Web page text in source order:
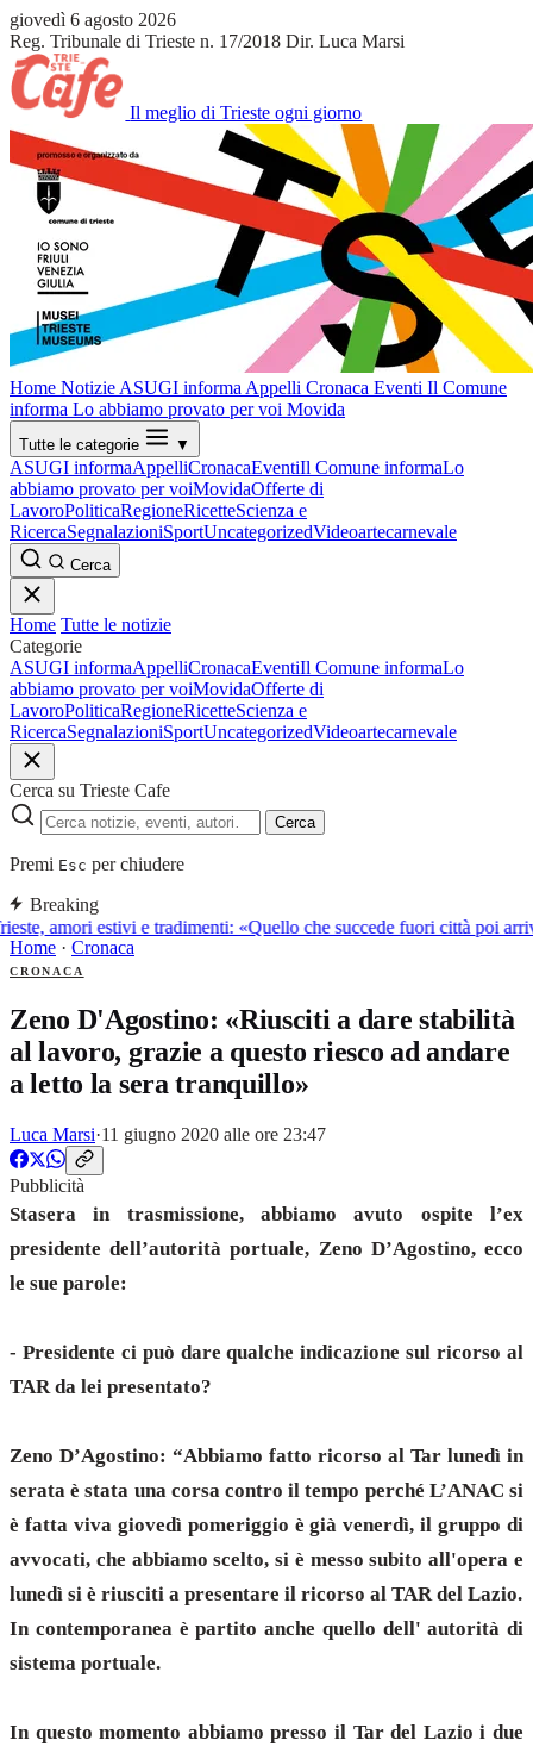
giovedì 6 agosto 2026
Reg. Tribunale di Trieste n. 17/2018 Dir. Luca Marsi
Il meglio di Trieste ogni giorno
Home Notizie ASUGI informa Appelli Cronaca Eventi Il Comune
informa Lo abbiamo provato per voi Movida
Tutte le categorie ▼
ASUGI informaAppelliCronacaEventiIl Comune informaLo
abbiamo provato per voiMovidaOfferte di
LavoroPoliticaRegioneRicetteScienza e
RicercaSegnalazioniSportUncategorizedVideoartecarnevale
Cerca
Home Tutte le notizie
Categorie
ASUGI informaAppelliCronacaEventiIl Comune informaLo
abbiamo provato per voiMovidaOfferte di
LavoroPoliticaRegioneRicetteScienza e
RicercaSegnalazioniSportUncategorizedVideoartecarnevale
Cerca su Trieste Cafe
Cerca
Premi Esc per chiudere
Breaking
amori estivi e tradimenti: «Quello che succede fuori città poi
Home · Cronaca
CRONACA
Zeno D'Agostino: «Riusciti a dare stabilità
al lavoro, grazie a questo riesco ad andare
a letto la sera tranquillo»
Luca Marsi·11 giugno 2020 alle ore 23:47
Pubblicità
Stasera in trasmissione, abbiamo avuto ospite l’ex
presidente dell’autorità portuale, Zeno D’Agostino, ecco
le sue parole:
- Presidente ci può dare qualche indicazione sul ricorso al
TAR da lei presentato?
Zeno D’Agostino: “Abbiamo fatto ricorso al Tar lunedì in
serata è stata una corsa contro il tempo perché L’ANAC si
è fatta viva giovedì pomeriggio è già venerdì, il gruppo di
avvocati, che abbiamo scelto, si è messo subito all'opera e
lunedì si è riusciti a presentare il ricorso al TAR del Lazio.
In contemporanea è partito anche quello dell' autorità di
sistema portuale.
In questo momento abbiamo presso il Tar del Lazio i due